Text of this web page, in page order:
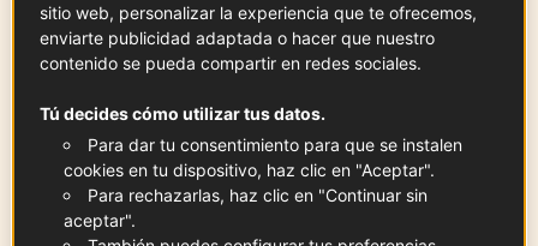
Tiempo de preparación
20 mín
Ingredientespara - +
sitio web, personalizar la experiencia que te ofrecemos,
enviarte publicidad adaptada o hacer que nuestro
contenido se pueda compartir en redes sociales.
Tú decides cómo utilizar tus datos.
Para dar tu consentimiento para que se instalen
cookies en tu dispositivo, haz clic en "Aceptar".
Para rechazarlas, haz clic en "Continuar sin
aceptar".